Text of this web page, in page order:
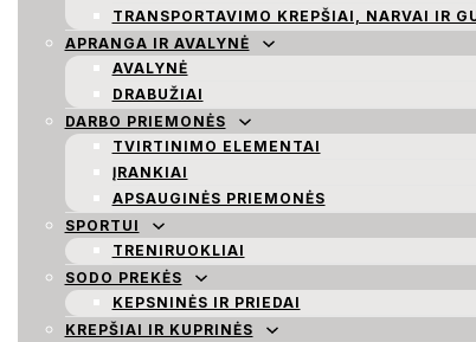
TRANSPORTAVIMO KREPŠIAI, NARVAI IR
APRANGA IR AVALYNĖ
AVALYNĖ
DRABUŽIAI
DARBO PRIEMONĖS
TVIRTINIMO ELEMENTAI
ĮRANKIAI
APSAUGINĖS PRIEMONĖS
SPORTUI
TRENIRUOKLIAI
SODO PREKĖS
KEPSNINĖS IR PRIEDAI
KREPŠIAI IR KUPRINĖS